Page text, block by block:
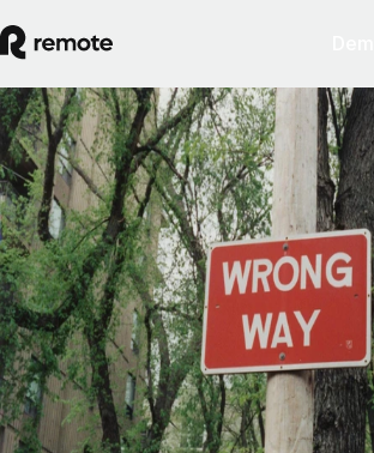
Contractor Management
Gids over de verkeerde
werknemers en zzp'ers
Om verkeerde classificatie van werknemers te
belangrijker wát je doet dan of je het opzettelijk
teamlid als een werknemer, dan zien
uiteindelijk ook als een werknemer, ook al was
een dergelijke relatie tot stand te brengen.
ByPedro Barros